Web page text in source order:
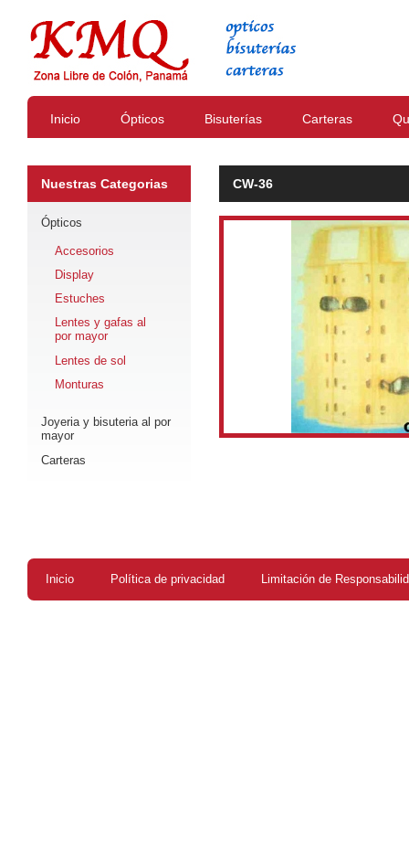
Inicio Ópticos Bisuterías Carteras
Nuestras Categorias
Ópticos
Accesorios
Display
Estuches
Lentes y gafas al
por mayor
Lentes de sol
Monturas
Joyeria y bisuteria al por
mayor
Carteras
CW-36
Inicio Política de privacidad Limitación de